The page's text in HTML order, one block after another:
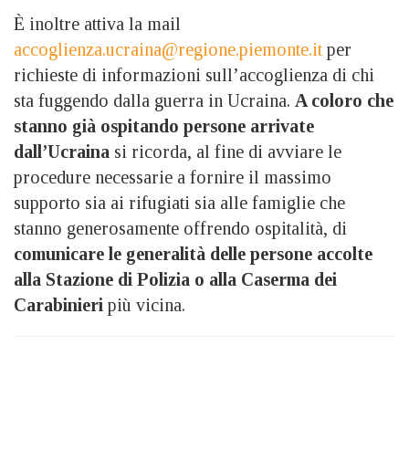
È inoltre attiva la mail
accoglienza.ucraina@regione.piemonte.it per
richieste di informazioni sull’accoglienza di chi
sta fuggendo dalla guerra in Ucraina. A coloro che
stanno già ospitando persone arrivate
dall’Ucraina si ricorda, al fine di avviare le
procedure necessarie a fornire il massimo
supporto sia ai rifugiati sia alle famiglie che
stanno generosamente offrendo ospitalità, di
comunicare le generalità delle persone accolte
alla Stazione di Polizia o alla Caserma dei
Carabinieri più vicina.